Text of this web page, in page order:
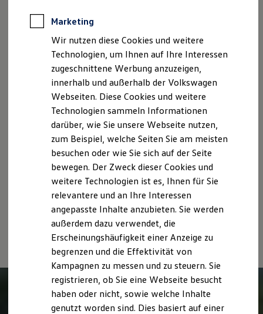
Rekuperation
Laden unterwegs
Laden Zuhause
Ladestationen finden
Ladezeitensimulator
Batterie
Sicherheit
Nachhaltigkeit
Technologie
Kosten und Kauf
Verbrauchskosten
Kaufoptionen
E-Auto-Förderung
Software und Konnektivität
Die ID. Software 6
ID. Software Versionen und Updates
Digitale Extras
Schnittstellen zu Ihrem ID.
Marke und Erlebnis
Volkswagen R und R Experience
R-Modelle
R Experience
Driving Experience
Volkswagen entdecken
Werkbesichtigung
Die in dieser Darstellung gezeigten Fahrzeuge und
Ausstattungen können in einzelnen Details vom aktuellen
deutschen Lieferprogramm abweichen. Abgebildet sind
teilweise Sonderausstattungen der Fahrzeuge gegen
Bitte beachten Sie auch unseren Konfigurator für eine
Übersicht der aktuell verfügbaren Modelle und Ausstattungen.
Die angegebenen Verbrauchs- und Emissionswerte beziehen
sich nicht auf ein einzelnes Fahrzeug und sind nicht Bestandteil
des Angebots, sondern dienen allein Vergleichszwecken
zwischen den verschiedenen Fahrzeugtypen.
Zusatzausstattungen und Zubehör(Anbauteile, Reifenformat
usw.) können relevante Fahrzeugparameter, wiez. B.
Rollwiderstand und Aerodynamik verändern und neben
Witterungs- und Verkehrsbedingungen sowie dem
individuellen Fahrverhalten den Kraftstoffverbrauch, den
Stromverbrauch, die CO₂-Emissionen und die
Fahrleistungswerte eines Fahrzeugs beeinflussen.
Marketing
Wir nutzen diese Cookies und weitere
Technologien, um Ihnen auf Ihre Interessen
zugeschnittene Werbung anzuzeigen,
innerhalb und außerhalb der Volkswagen
Webseiten. Diese Cookies und weitere
Technologien sammeln Informationen
darüber, wie Sie unsere Webseite nutzen,
zum Beispiel, welche Seiten Sie am meisten
besuchen oder wie Sie sich auf der Seite
bewegen. Der Zweck dieser Cookies und
weitere Technologien ist es, Ihnen für Sie
relevantere und an Ihre Interessen
angepasste Inhalte anzubieten. Sie werden
außerdem dazu verwendet, die
Erscheinungshäufigkeit einer Anzeige zu
begrenzen und die Effektivität von
Kampagnen zu messen und zu steuern. Sie
registrieren, ob Sie eine Webseite besucht
haben oder nicht, sowie welche Inhalte
genutzt worden sind. Dies basiert auf einer